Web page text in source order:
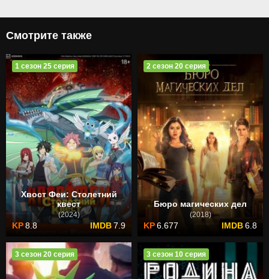
Смотрите также
Хвост Феи: Столетний
квест
(2024)
8.8 7.9
1 сезон 25 серия
Бюро магических дел
(2018)
6.677 6.8
2 сезон 20 серия
3 сезон 20 серия 3 сезон 10 серия